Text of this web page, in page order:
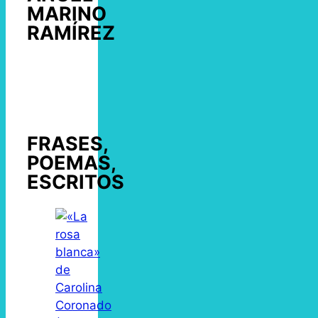
MARINO
RAMÍREZ
FRASES,
POEMAS,
ESCRITOS